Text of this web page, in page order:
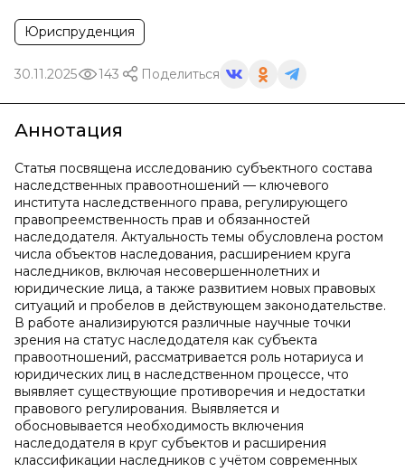
Юриспруденция
30.11.2025 143 Поделиться
Аннотация
Статья посвящена исследованию субъектного состава
наследственных правоотношений — ключевого
института наследственного права, регулирующего
правопреемственность прав и обязанностей
наследодателя. Актуальность темы обусловлена ростом
числа объектов наследования, расширением круга
наследников, включая несовершеннолетних и
юридические лица, а также развитием новых правовых
ситуаций и пробелов в действующем законодательстве.
В работе анализируются различные научные точки
зрения на статус наследодателя как субъекта
правоотношений, рассматривается роль нотариуса и
юридических лиц в наследственном процессе, что
выявляет существующие противоречия и недостатки
правового регулирования. Выявляется и
обосновывается необходимость включения
наследодателя в круг субъектов и расширения
классификации наследников с учётом современных